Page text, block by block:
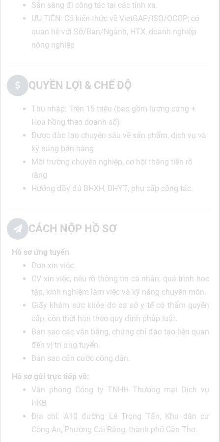
Sẵn sàng đi công tác tại các tỉnh xa.
ƯU TIÊN: Có kiến thức về VietGAP/ISO/OCOP; có
quan hệ với Sở/Ban/Ngành, HTX, doanh nghiệp
nông nghiệp
QUYỀN LỢI & CHẾ ĐỘ
Thu nhập: Trên 15 triệu (bao gồm lương cứng +
Hoa hồng theo doanh số)
Được đào tạo chuyên sâu về sản phẩm, dịch vụ và
kỹ năng bán hàng
Môi trường chuyên nghiệp, cơ hội thăng tiến rõ
ràng
Hưởng đầy đủ BHXH, BHYT; phụ cấp công tác.
CÁCH NỘP HỒ SƠ
Hồ sơ ứng tuyển
Đơn xin việc.
CV xin việc, nêu rõ thông tin cá nhân, quá trình học
tập, kinh nghiệm làm việc và kỹ năng chuyên môn.
Giấy khám sức khỏe do cơ sở y tế có thẩm quyền
cấp, còn thời hạn theo quy định pháp luật.
Bản sao các văn bằng, chứng chỉ đào tạo liên quan
đến vị trí ứng tuyển.
Bản sao căn cước công dân.
Hồ sơ gửi trực tiếp về:
Văn phòng Công ty TNHH Thương mại Dịch vụ
HKB
Địa chỉ: A10 đường Lê Trọng Tấn, Khu dân cư
Công An, Phường Cái Răng, thành phố Cần Thơ.